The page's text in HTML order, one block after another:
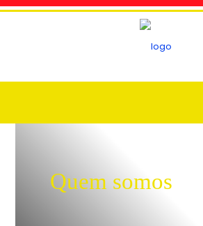
Quem somos